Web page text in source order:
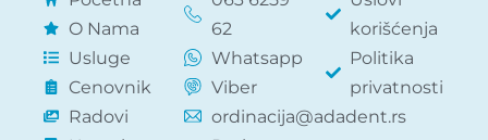
O Nama
Usluge
Cenovnik
Radovi
62
Whatsapp
Viber
ordinacija@adadent.rs
korišćenja
Politika
privatnosti